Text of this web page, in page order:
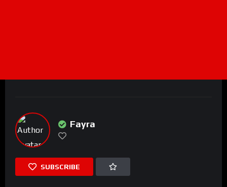
Fayra
SUBSCRIBE